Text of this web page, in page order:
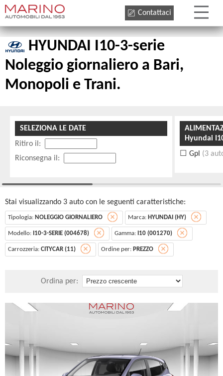
Contattaci
HYUNDAI I10-3-serie
Noleggio giornaliero a Bari,
Monopoli e Trani.
SELEZIONA LE DATE
Ritiro il:
Riconsegna il:
Hyundai
Gpl (3
Stai visualizzando 3 auto con le seguenti caratteristiche:
Tipologia: NOLEGGIO GIORNALIERO Marca: HYUNDAI (HY)
Modello: I10-3-SERIE (004678) Gamma: I10 (001270)
Carrozzeria: CITYCAR (11) Ordine per: PREZZO
Ordina per: